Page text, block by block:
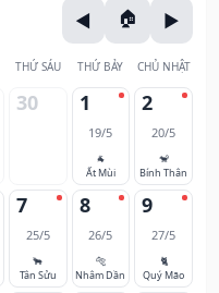
THỨ SÁU THỨ BẢY CHỦ NHẬT
30 1
19/5
🐐
Ất Mùi
2
20/5
🐒
Bính Thân
7
25/5
🐂
Tân Sửu
8
26/5
🐅
Nhâm Dần
9
27/5
🐈
Quý Mão